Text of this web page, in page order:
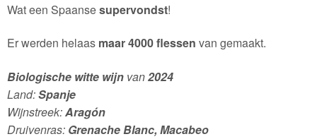
Wat een Spaansesupervondst!
Er werden helaas maar 4000 flessen van gemaakt.
Biologische witte wijnvan2024
Land:Spanje
Wijnstreek:Aragón
Druivenras: Grenache Blanc, Macabeo